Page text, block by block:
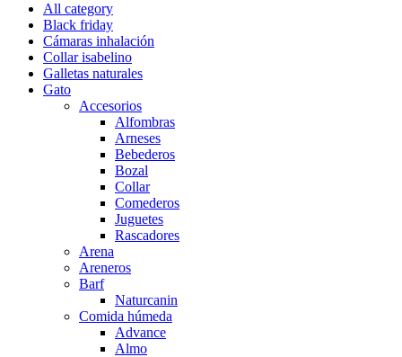
All category
Black friday
Cámaras inhalación
Collar isabelino
Galletas naturales
Gato
Accesorios
Alfombras
Arneses
Bebederos
Bozal
Collar
Comederos
Juguetes
Rascadores
Arena
Areneros
Barf
Naturcanin
Comida húmeda
Advance
Almo